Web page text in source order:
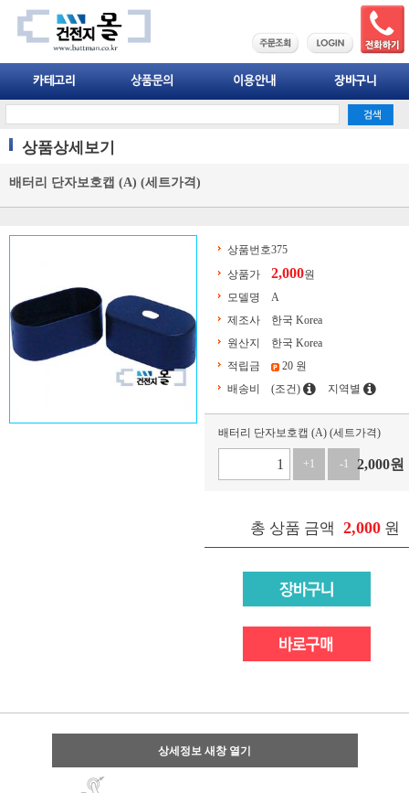
상품상세보기
배터리 단자보호캡 (A) (세트가격)
상품번호375
상품가
2,000원
모델명
A
제조사
한국 Korea
원산지
한국 Korea
적립금
20 원
배송비
(조건) 지역별
배터리 단자보호캡 (A) (세트가격)
+1 -1 2,000원
총 상품 금액 2,000 원
상세정보 새창 열기